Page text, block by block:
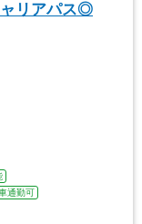
ャリアパス◎
通勤可